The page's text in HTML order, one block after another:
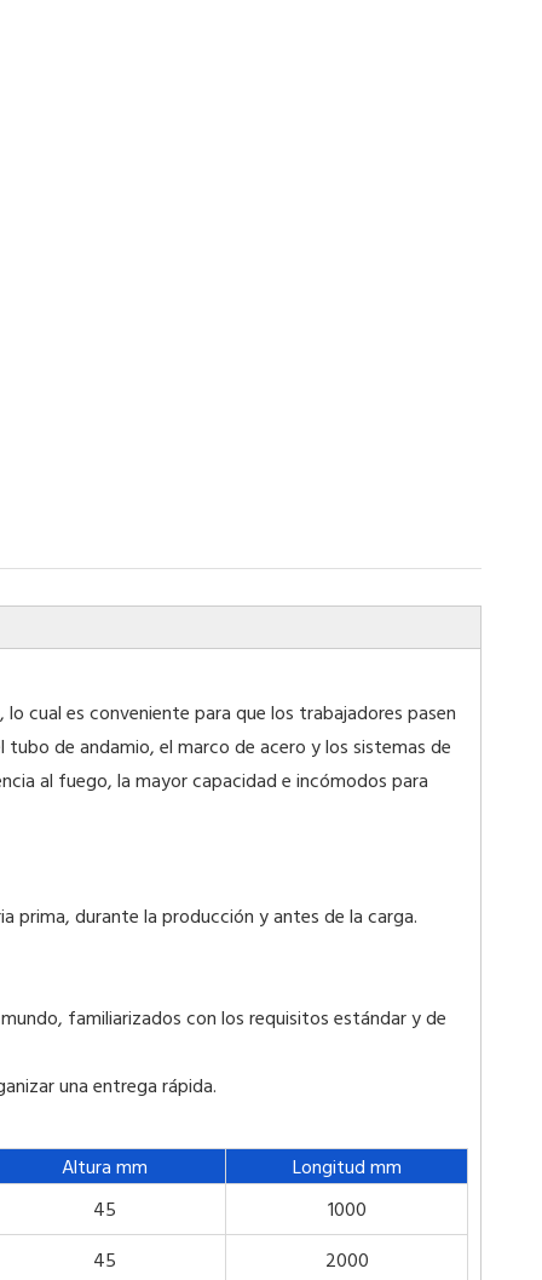
cual es conveniente para que los trabajadores pasen
de andamio, el marco de acero y los sistemas de
al fuego, la mayor capacidad e incómodos para
prima, durante la producción y antes de la carga.
familiarizados con los requisitos estándar y de
una entrega rápida.
Altura mm Longitud mm
45
1000
45
2000